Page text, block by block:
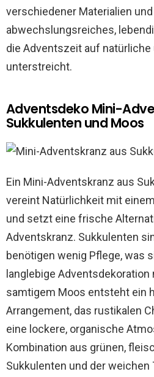
verschiedener Materialien
abwechslungsreiches,
die Adventszeit auf
unterstreicht.
Adventsdeko Mini-
Sukkulenten und Moos
Ein Mini-Adventskranz aus
vereint Natürlichkeit mit
und setzt eine frische
Adventskranz. Sukkulenten
benötigen wenig Pflege, was
langlebige
samtigem Moos entsteht ein
Arrangement, das rustikalen
eine lockere, organische
Kombination aus grünen,
Sukkulenten und der